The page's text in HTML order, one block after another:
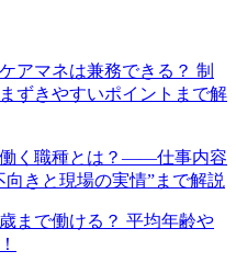
アマネは兼務できる？ 制
ずきやすいポイントまで解
く職種とは？――仕事内容
きと現場の実情”まで解説
まで働ける？ 平均年齢や